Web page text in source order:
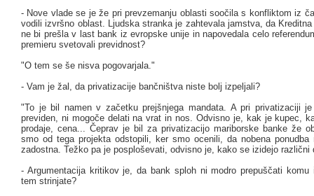
- Nove vlade se je že pri prevzemanju oblasti soočila s konfliktom iz
vodili izvršno oblast. Ljudska stranka je zahtevala jamstva, da Kreditna
ne bi prešla v last bank iz evropske unije in napovedala celo
premieru svetovali previdnost?
"O tem se še nisva pogovarjala."
- Vam je žal, da privatizacije bančništva niste bolj izpeljali?
"To je bil namen v začetku prejšnjega mandata. A pri privatizaciji
previden, ni mogoče delati na vrat in nos. Odvisno je, kak je kupec,
prodaje, cena... Čeprav je bil za privatizacijo mariborske banke že
smo od tega projekta odstopili, ker smo ocenili, da nobena ponudba
zadostna. Težko pa je posploševati, odvisno je, kako se izidejo različni
- Argumentacija kritikov je, da bank sploh ni modro prepuščati
tem strinjate?